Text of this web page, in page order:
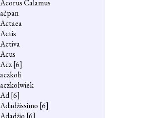
Acorus Calamus
aćpan
Actaea
Actis
Activa
Acus
Acz[6]
aczkoli
aczkolwiek
Ad[6]
Adadżissimo [6]
Adadżjo [6]